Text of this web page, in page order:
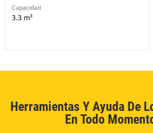
Capacidad
3.3 m³
Herramientas Y Ayuda De
En Todo